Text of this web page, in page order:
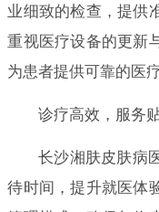
业细致的检查，提供
重视医疗设备的更新
为患者提供可靠的医
诊疗高效，服务
长沙湘肤皮肤病
待时间，提升就医体